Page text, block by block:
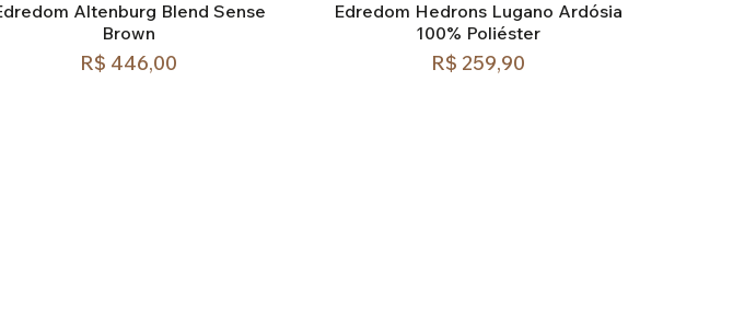
Altenburg Blend Sense
Brown
Preço
R$ 446,00
Edredom Hedrons Lugano Ardósia
100% Poliéster
Preço
R$ 259,90